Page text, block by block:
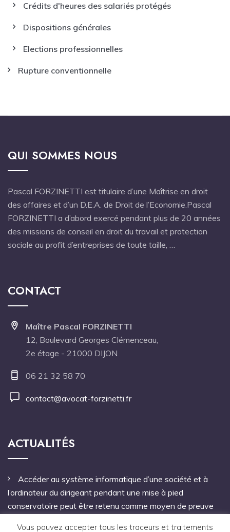
Crédits d'heures des salariés protégés
Dispositions générales
Elections professionnelles
Rupture conventionnelle
QUI SOMMES NOUS
Pascal FORZINETTI est titulaire d’une Maîtrise en droit
des affaires et d’un D.E.A. de Droit de l’Economie.Pascal
FORZINETTI a d’abord exercé pendant plus de 20 années
des missions de conseil en droit du travail et protection
sociale au profit d’entreprises de toute taille, …
CONTACT
Maître Pascal FORZINETTI
12, Boulevard Georges Clémenceau,
2e étage - 21000 DIJON
06 21 32 58 70
contact@avocat-forzinetti.fr
ACTUALITÉS
Accéder au système informatique d’une société et à
l’ordinateur du dirigeant pendant une mise à pied
conservatoire peut être retenu comme moyen de preuve
Pas de mandat à une personne étrangère à l’entreprise
Vous pouvez accepter tous les traceurs et traitements